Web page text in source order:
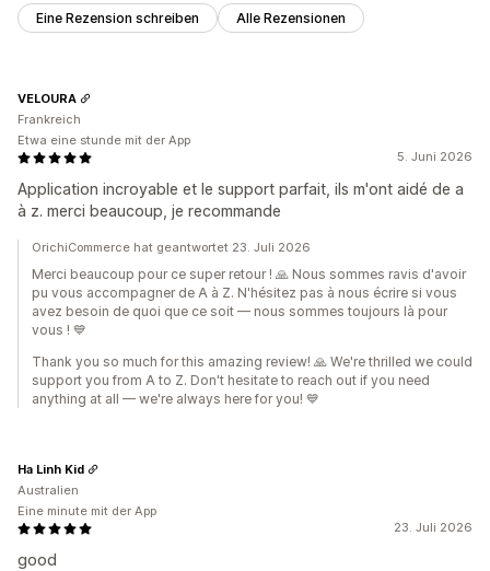
Eine Rezension schreiben Alle Rezensionen
5. Juni 2026
Application incroyable et le support parfait, ils m'ont aidé de a
à z. merci beaucoup, je recommande
VELOURA
Frankreich
Etwa eine stunde mit der App
OrichiCommerce hat geantwortet 23. Juli 2026
Merci beaucoup pour ce super retour ! 🙏 Nous sommes ravis d'avoir
pu vous accompagner de A à Z. N'hésitez pas à nous écrire si vous
avez besoin de quoi que ce soit — nous sommes toujours là pour
vous ! 💙
Thank you so much for this amazing review! 🙏 We're thrilled we could
support you from A to Z. Don't hesitate to reach out if you need
anything at all — we're always here for you! 💙
23. Juli 2026
good
Ha Linh Kid
Australien
Eine minute mit der App